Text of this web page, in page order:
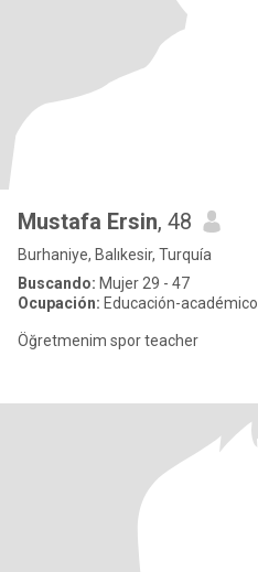
Mustafa Ersin, 48
Burhaniye, Balıkesir, Turquía
Buscando: Mujer 29 - 47
Ocupación: Educación-académico
Öğretmenim spor teacher